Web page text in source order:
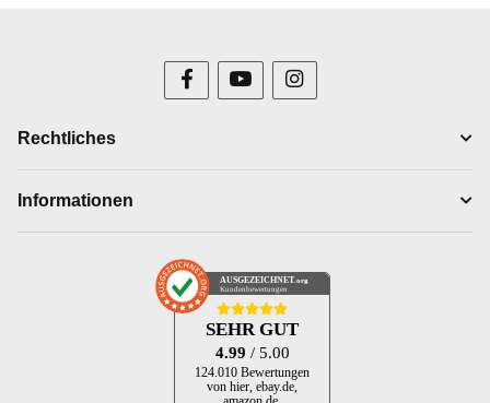
Rechtliches
Informationen
AUSGEZEICHNET .org
Kundenbewertungen
SEHR GUT
4.99 / 5.00
124.010 Bewertungen
von hier, ebay.de,